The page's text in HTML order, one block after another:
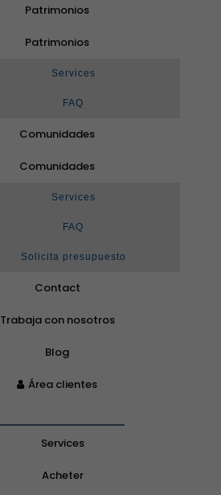
Patrimonios
Patrimonios
Services
FAQ
Comunidades
Comunidades
Services
FAQ
Solicita presupuesto
Contact
Trabaja con nosotros
Blog
Área clientes
Services
Acheter